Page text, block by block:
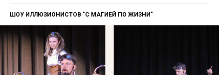
ШОУ ИЛЛЮЗИОНИСТОВ "С МАГИЕЙ ПО ЖИЗНИ"